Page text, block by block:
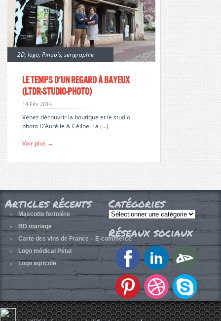
2D, logo, Pinup's, serigraphie
Le temps d’un regard à bayeux
(ltdr-studio-photo)
14 Fév 2014
Venez découvrir la boutique et le studio
photo D’Aurélie & Céline. La […]
Voir plus →
Articles récents
Mascotte fermière
BD mariage
Carte des vins de France – E-commerce
Logo médical Pétal
Logo agricole
Catégories
Catégories
Réseaux sociaux